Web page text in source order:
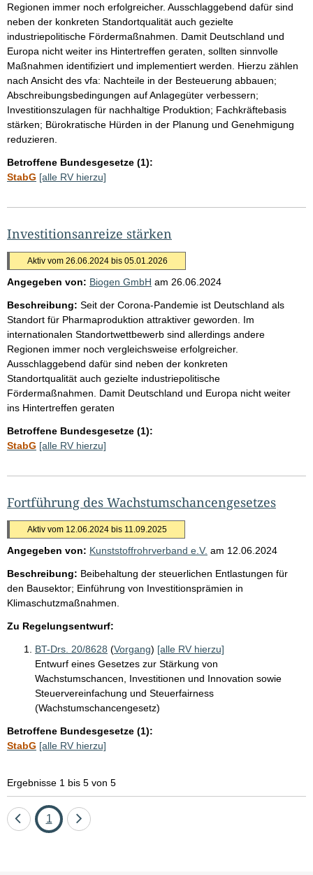
Regionen immer noch erfolgreicher. Ausschlaggebend dafür sind
neben der konkreten Standortqualität auch gezielte
industriepolitische Fördermaßnahmen. Damit Deutschland und
Europa nicht weiter ins Hintertreffen geraten, sollten sinnvolle
Maßnahmen identifiziert und implementiert werden. Hierzu zählen
nach Ansicht des vfa: Nachteile in der Besteuerung abbauen;
Abschreibungsbedingungen auf Anlagegüter verbessern;
Investitionszulagen für nachhaltige Produktion; Fachkräftebasis
stärken; Bürokratische Hürden in der Planung und Genehmigung
reduzieren.
Betroffene Bundesgesetze (1):
StabG [alle RV hierzu]
Investitionsanreize stärken
Aktiv vom 26.06.2024 bis 05.01.2026
Angegeben von: Biogen GmbH am 26.06.2024
Beschreibung: Seit der Corona-Pandemie ist Deutschland als
Standort für Pharmaproduktion attraktiver geworden. Im
internationalen Standortwettbewerb sind allerdings andere
Regionen immer noch vergleichsweise erfolgreicher.
Ausschlaggebend dafür sind neben der konkreten
Standortqualität auch gezielte industriepolitische
Fördermaßnahmen. Damit Deutschland und Europa nicht weiter
ins Hintertreffen geraten
Betroffene Bundesgesetze (1):
StabG [alle RV hierzu]
Fortführung des Wachstumschancengesetzes
Aktiv vom 12.06.2024 bis 11.09.2025
Angegeben von: Kunststoffrohrverband e.V. am 12.06.2024
Beschreibung: Beibehaltung der steuerlichen Entlastungen für
den Bausektor; Einführung von Investitionsprämien in
Klimaschutzmaßnahmen.
Zu Regelungsentwurf:
BT-Drs. 20/8628 (Vorgang) [alle RV hierzu]
Entwurf eines Gesetzes zur Stärkung von
Wachstumschancen, Investitionen und Innovation sowie
Steuervereinfachung und Steuerfairness
(Wachstumschancengesetz)
Betroffene Bundesgesetze (1):
StabG [alle RV hierzu]
Ergebnisse 1 bis 5 von 5
EineSeite
1
Eine